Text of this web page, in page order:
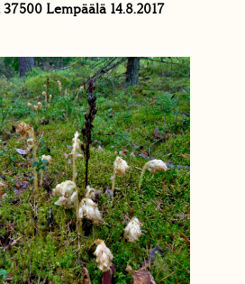
Lempäälä 14.8.2017